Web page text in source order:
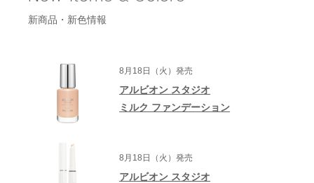
新商品・新色情報
8月18日（火）発売
アルビオン スタジオ
ミルク ファンデーション
8月18日（火）発売
アルビオン スタジオ